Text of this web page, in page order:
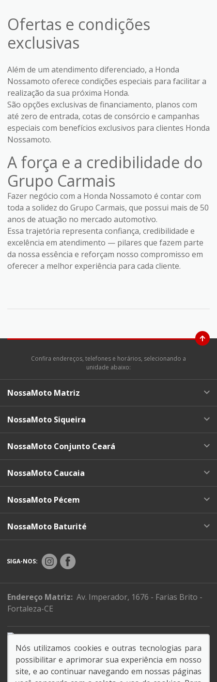
Ofertas e condições
exclusivas
Além de um atendimento diferenciado, a Honda
Nossamoto oferece condições especiais para facilitar a
realização da sua próxima Honda.
São opções exclusivas de financiamento, planos com
até zero de entrada, cotas de consórcio e campanhas
especiais com benefícios exclusivos para clientes Honda
Nossamoto.
A força e a credibilidade do
Grupo Carmais
Fazer negócio com a Honda Nossamoto é contar com
toda a solidez do Grupo Carmais, que possui mais de 50
anos de atuação no mercado automotivo.
Essa trajetória representa confiança, credibilidade e
excelência em atendimento — pilares que fazem parte
da nossa essência e reforçam nosso compromisso em
oferecer a melhor experiência para cada cliente.
Confira endereços, telefones e horários, selecionando a
unidade abaixo:
NossaMoto Matriz
NossaMoto Siqueira
NossaMoto Conjunto Ceará
NossaMoto Caucaia
NossaMoto Pécem
NossaMoto Baturité
SIGA-NOS:
Endereço Matriz: Av. Imperador, 1676 - Farias Brito -
Fortaleza-CE
Juntos salvamos vidas.
Razão social: NOSSAMOTO LTDA.
CNPJ: 03.898.300/0001-28
Nós utilizamos cookies e outras tecnologias para
possibilitar e aprimorar sua experiência em nosso
site, e ao continuar navegando em nossas páginas